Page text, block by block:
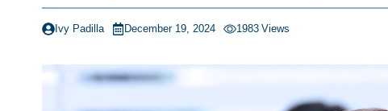
Ivy Padilla December 19, 2024 1983 Views